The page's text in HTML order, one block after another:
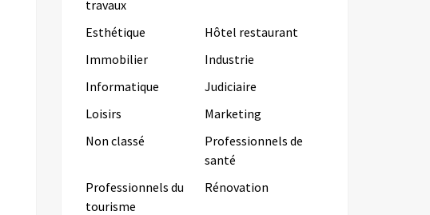
travaux
Esthétique
Hôtel restaurant
Immobilier
Industrie
Informatique
Judiciaire
Loisirs
Marketing
Non classé
Professionnels de
santé
Professionnels du
tourisme
Rénovation